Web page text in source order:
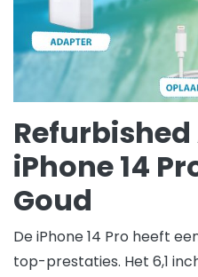
iPhone 14
Goud
De iPhone 14 Pro heeft
top-prestaties. Het 6,1